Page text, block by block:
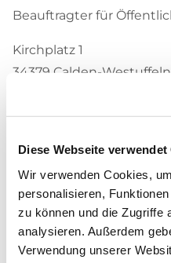
Diese Webseite verwendet
Wir verwenden Cookies,
personalisieren,
zu können und die Zugriffe
analysieren. Außerdem
Verwendung unserer
Beauftragter für
Kirchplatz 1
34379 Calden-Westuffeln
boekk.hog-woh@ekkw.de